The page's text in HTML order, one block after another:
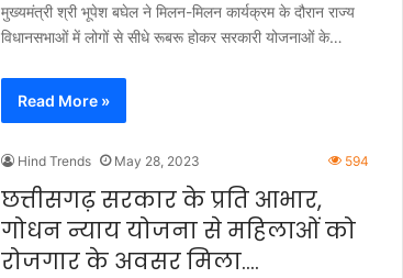
मुख्यमंत्री श्री भूपेश बघेल ने मिलन-मिलन कार्यक्रम के दौरान राज्य
विधानसभाओं में लोगों से सीधे रूबरू होकर सरकारी योजनाओं के…
Read More »
Hind Trends May 28, 2023 594
छत्तीसगढ़ सरकार के प्रति आभार,
गोधन न्याय योजना से महिलाओं को
रोजगार के अवसर मिला….